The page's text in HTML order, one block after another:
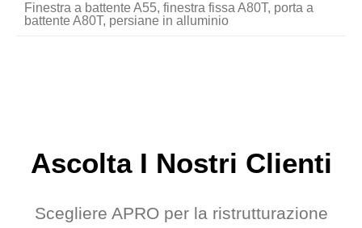
Finestra a battente A55, finestra fissa A80T, porta a
battente A80T, persiane in alluminio
Ascolta I Nostri Clienti
Scegliere APRO per la ristrutturazione